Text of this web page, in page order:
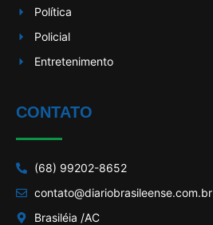
Política
Policial
Entretenimento
CONTATO
(68) 99202-8652
contato@diariobrasileense.com.br
Brasiléia /AC